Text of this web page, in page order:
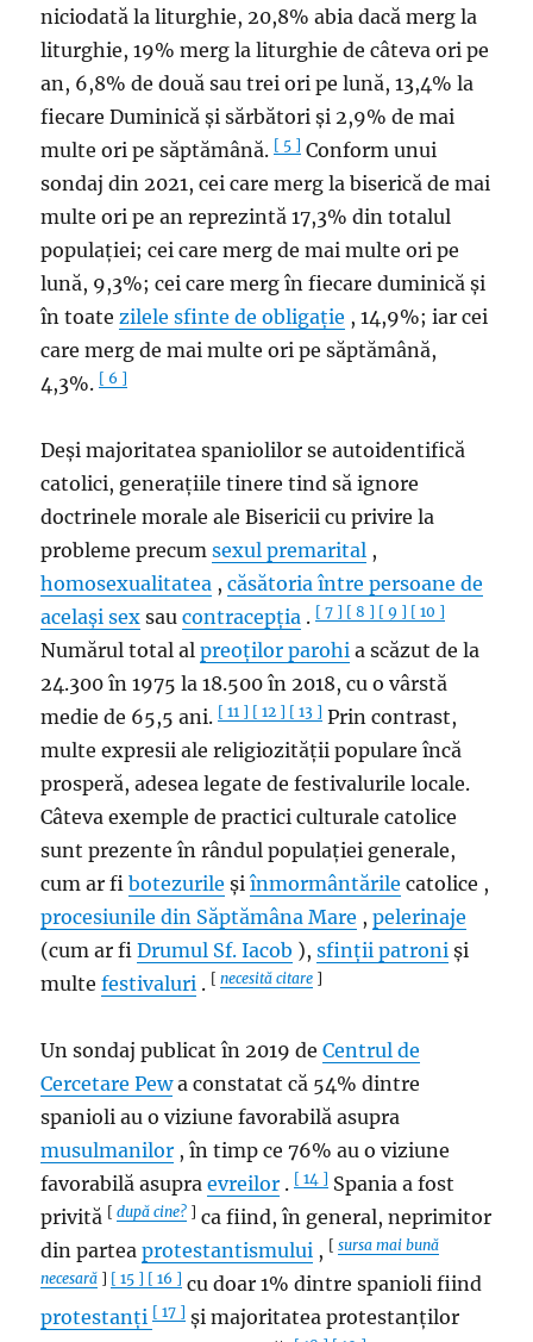
niciodată la liturghie, 20,8% abia dacă merg la
liturghie, 19% merg la liturghie de câteva ori pe
an, 6,8% de două sau trei ori pe lună, 13,4% la
fiecare Duminică și sărbători și 2,9% de mai
multe ori pe săptămână.[ 5 ] Conform unui
sondaj din 2021, cei care merg la biserică de mai
multe ori pe an reprezintă 17,3% din totalul
populației; cei care merg de mai multe ori pe
lună, 9,3%; cei care merg în fiecare duminică și
în toatezilele sfinte de obligație , 14,9%; iar cei
care merg de mai multe ori pe săptămână,
4,3%.[ 6 ]
Deși majoritatea spaniolilor se autoidentifică
catolici, generațiile tinere tind să ignore
doctrinele morale ale Bisericii cu privire la
probleme precumsexul premarital ,
homosexualitatea ,căsătoria între persoane de
același sex saucontracepția .[ 7 ] [ 8 ] [ 9 ] [ 10 ]
Numărul total alpreoților parohi a scăzut de la
24.300 în 1975 la 18.500 în 2018, cu o vârstă
medie de 65,5 ani.[ 11 ] [ 12 ] [ 13 ] Prin contrast,
multe expresii ale religiozității populare încă
prosperă, adesea legate de festivalurile locale.
Câteva exemple de practici culturale catolice
sunt prezente în rândul populației generale,
cum ar fibotezurile șiînmormântările catolice ,
procesiunile din Săptămâna Mare ,pelerinaje
(cum ar fiDrumul Sf. Iacob ),sfinții patroni și
multefestivaluri . [necesită citare ]
Un sondaj publicat în 2019 deCentrul de
Cercetare Pewa constatat că 54% dintre
spanioli au o viziune favorabilă asupra
musulmanilor , în timp ce 76% au o viziune
favorabilă asupraevreilor .[ 14 ] Spania a fost
privită [după cine? ] ca fiind, în general, neprimitor
din parteaprotestantismului , [sursa mai bună
necesară ] [ 15 ] [ 16 ] cu doar 1% dintre spanioli fiind
protestanți[ 17 ] și majoritatea protestanților